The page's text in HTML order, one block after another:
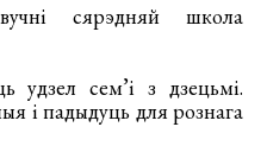
сярэдняй школа
удзел сем’і з дзецьмі.
і падыдуць для рознага